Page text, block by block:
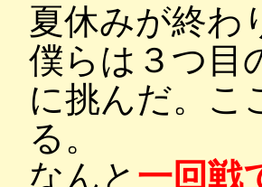
夏休みが終わ
僕らは３つ目
に挑んだ。こ
る。
なんと 一回戦